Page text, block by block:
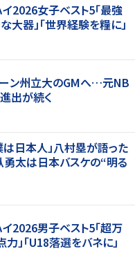
イ2026女子ベスト5「最強
大器」「世界経験を糧に」
ーン州立大のGMへ…元NB
出が続く
は日本人」八村塁が語った
太は日本バスケの“明る
イ2026男子ベスト5「超万
」「U18落選をバネに」